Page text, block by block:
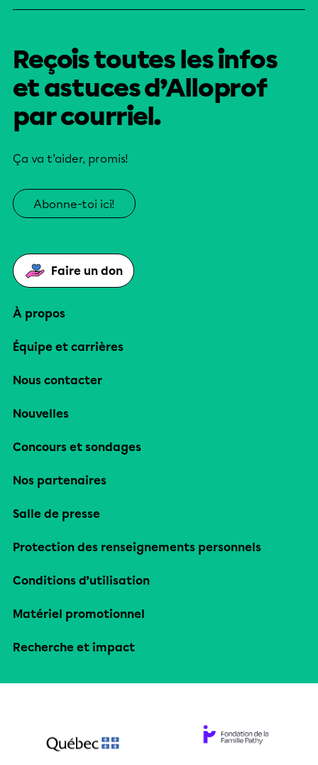
Reçois toutes les infos
et astuces d’Alloprof
par courriel.
Ça va t’aider, promis!
Abonne-toi ici!
Faire un don
À propos
Équipe et carrières
Nous contacter
Nouvelles
Concours et sondages
Nos partenaires
Salle de presse
Protection des renseignements personnels
Conditions d’utilisation
Matériel promotionnel
Recherche et impact